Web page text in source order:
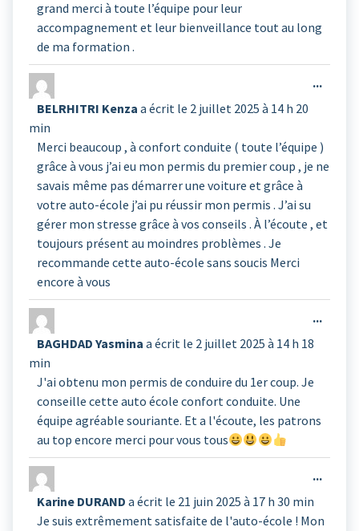
grand merci à toute l’équipe pour leur
accompagnement et leur bienveillance tout au long
de ma formation .
BELRHITRI Kenza a écrit le 2 juillet 2025 à 14 h 20
min
Merci beaucoup , à confort conduite ( toute l’équipe )
grâce à vous j’ai eu mon permis du premier coup , je ne
savais même pas démarrer une voiture et grâce à
votre auto-école j’ai pu réussir mon permis . J’ai su
gérer mon stresse grâce à vos conseils . À l’écoute , et
toujours présent au moindres problèmes . Je
recommande cette auto-école sans soucis Merci
encore à vous
...
méta.
BAGHDAD Yasmina a écrit le 2 juillet 2025 à 14 h 18
min
J'ai obtenu mon permis de conduire du 1er coup. Je
conseille cette auto école confort conduite. Une
équipe agréable souriante. Et a l'écoute, les patrons
au top encore merci pour vous tous
...
Karine DURAND a écrit le 21 juin 2025 à 17 h 30 min
Je suis extrêmement satisfaite de l'auto-école ! Mon
...